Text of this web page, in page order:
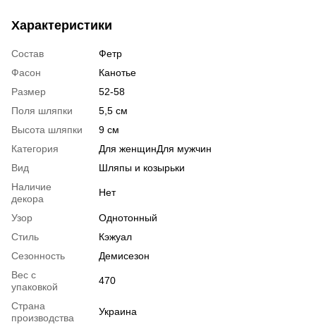
Характеристики
Состав
Фетр
Фасон
Канотье
Размер
52-58
Поля шляпки
5,5 см
Высота шляпки
9 см
Категория
Для женщинДля мужчин
Вид
Шляпы и козырьки
Наличие
декора
Нет
Узор
Однотонный
Стиль
Кэжуал
Сезонность
Демисезон
Вес с
упаковкой
470
Страна
производства
Украина